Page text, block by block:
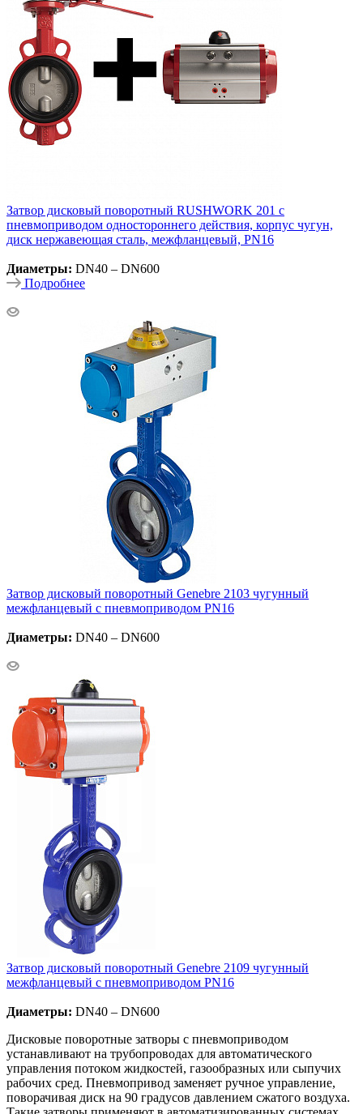
Затвор дисковый поворотный RUSHWORK 201 с
пневмоприводом одностороннего действия, корпус чугун,
диск нержавеющая сталь, межфланцевый, PN16
Диаметры: DN40 – DN600
Подробнее
Затвор дисковый поворотный Genebre 2103 чугунный
межфланцевый с пневмоприводом PN16
Диаметры: DN40 – DN600
Затвор дисковый поворотный Genebre 2109 чугунный
межфланцевый с пневмоприводом PN16
Диаметры: DN40 – DN600
Дисковые поворотные затворы с пневмоприводом
устанавливают на трубопроводах для автоматического
управления потоком жидкостей, газообразных или сыпучих
рабочих сред. Пневмопривод заменяет ручное управление,
поворачивая диск на 90 градусов давлением сжатого воздуха.